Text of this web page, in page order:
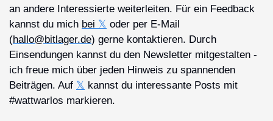
an andere Interessierte weiterleiten. Für ein Feedback
kannst du mich bei 𝕏 oder per E-Mail
(hallo@bitlager.de) gerne kontaktieren. Durch
Einsendungen kannst du den Newsletter mitgestalten -
ich freue mich über jeden Hinweis zu spannenden
Beiträgen. Auf 𝕏 kannst du interessante Posts mit
#wattwarlos markieren.